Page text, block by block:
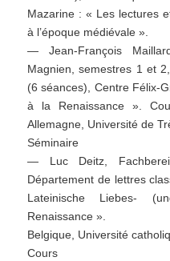
Mazarine : « Les lectures
à l’époque médiévale ».
— Jean-François
Magnien, semestres 1 et
(6 séances), Centre Félix-
à la Renaissance ».
Allemagne, Université de
Séminaire
— Luc Deitz,
Département de lettres
Lateinische Liebes-
Renaissance ».
Belgique, Université
Cours